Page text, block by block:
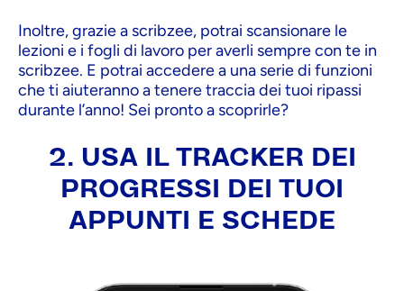
Inoltre, grazie a scribzee, potrai scansionare le
lezioni e i fogli di lavoro per averli sempre con te in
scribzee. E potrai accedere a una serie di funzioni
che ti aiuteranno a tenere traccia dei tuoi ripassi
durante l’anno! Sei pronto a scoprirle?
2. USA IL TRACKER DEI
PROGRESSI DEI TUOI
APPUNTI E SCHEDE